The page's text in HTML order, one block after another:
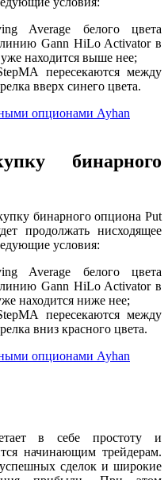
Average белого цвета
Gann HiLo Activator в
находится выше нее;
пересекаются между
вверх синего цвета.
бинарного
бинарного опциона Put
продолжать нисходящее
условия:
Average белого цвета
Gann HiLo Activator в
находится ниже нее;
пересекаются между
вниз красного цвета.
в себе простоту и
начинающим трейдерам.
сделок и широкие